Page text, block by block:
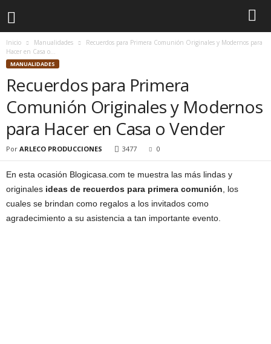
Inicio Manualidades
Recuerdos para Primera Comunión Originales y Modernos para
Hacer en Casa o...
MANUALIDADES
Recuerdos para Primera
Comunión Originales y Modernos
para Hacer en Casa o Vender
Por ARLECO PRODUCCIONES 3477 0
En esta ocasión Blogicasa.com te muestra las más lindas y
originales ideas de recuerdos para primera comunión , los
cuales se brindan como regalos a los invitados como
agradecimiento a su asistencia a tan importante evento.